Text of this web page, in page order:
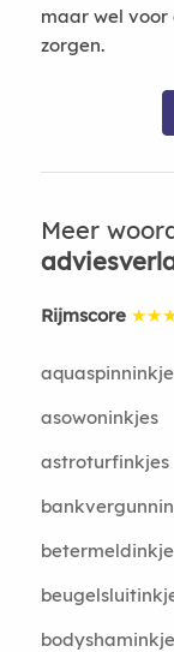
maar wel voor
zorgen.
Meer
Rijmscore
asowoninkjes
astroturfinkjes